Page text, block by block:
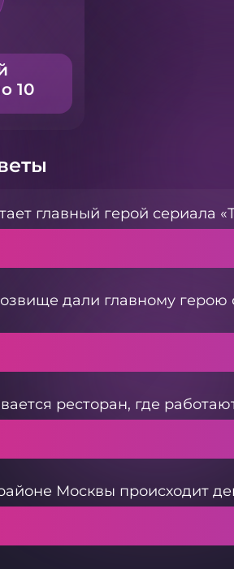
10
главный герой сериала
дали главному герою
ресторан, где
Москвы происходит